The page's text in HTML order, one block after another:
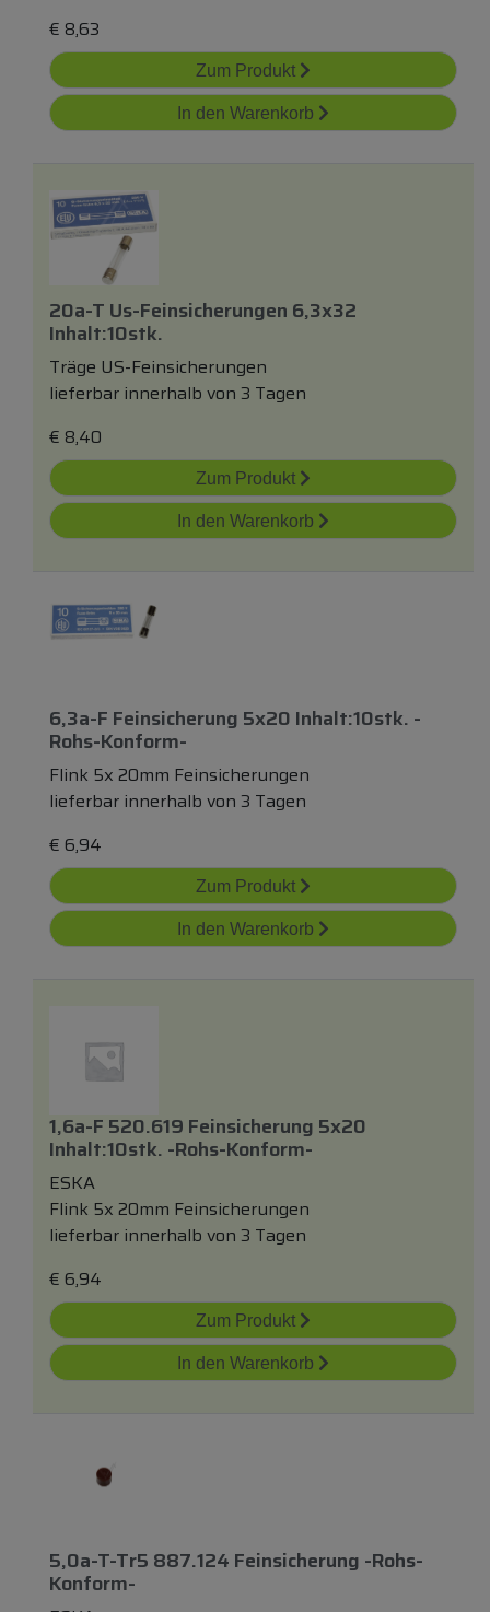
€ 8,63
Zum Produkt
In den Warenkorb
20a-T Us-Feinsicherungen 6,3x32
Inhalt:10stk.
Träge US-Feinsicherungen
lieferbar innerhalb von 3 Tagen
€ 8,40
Zum Produkt
In den Warenkorb
6,3a-F Feinsicherung 5x20 Inhalt:10stk. -
Rohs-Konform-
Flink 5x 20mm Feinsicherungen
lieferbar innerhalb von 3 Tagen
€ 6,94
Zum Produkt
In den Warenkorb
1,6a-F 520.619 Feinsicherung 5x20
Inhalt:10stk. -rohs-Konform-
ESKA
Flink 5x 20mm Feinsicherungen
lieferbar innerhalb von 3 Tagen
€ 6,94
Zum Produkt
In den Warenkorb
5,0a-T-Tr5 887.124 Feinsicherung -rohs-
Konform-